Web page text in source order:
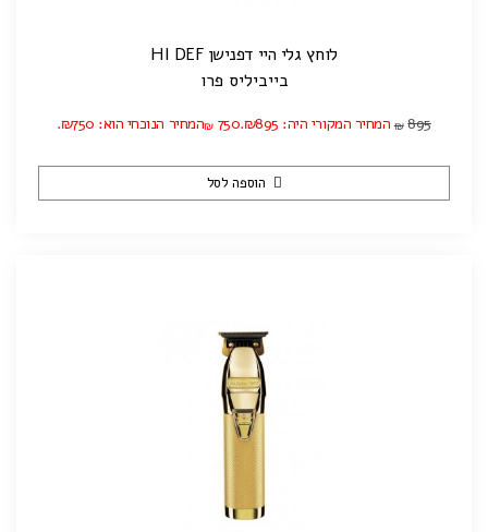
לוחץ גלי היי דפנישן HI DEF
בייביליס פרו
₪ 895 המחיר המקורי היה: ₪895. ₪ 750 המחיר הנוכחי הוא: ₪750.
הוספה לסל